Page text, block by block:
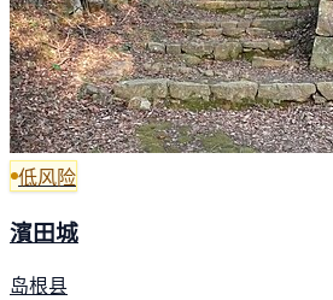
低风险
濱田城
岛根县